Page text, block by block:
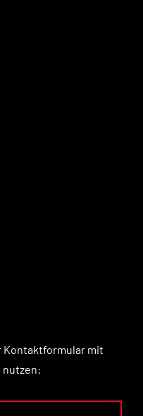
Kontaktformular mit
nutzen: